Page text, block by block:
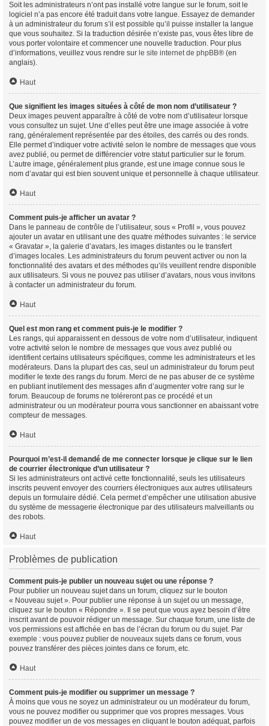
Soit les administrateurs n’ont pas installé votre langue sur le forum, soit le
logiciel n’a pas encore été traduit dans votre langue. Essayez de demander
à un administrateur du forum s’il est possible qu’il puisse installer la langue
que vous souhaitez. Si la traduction désirée n’existe pas, vous êtes libre de
vous porter volontaire et commencer une nouvelle traduction. Pour plus
d’informations, veuillez vous rendre sur le site internet de phpBB® (en
anglais).
Haut
Que signifient les images situées à côté de mon nom d’utilisateur ?
Deux images peuvent apparaître à côté de votre nom d’utilisateur lorsque
vous consultez un sujet. Une d’elles peut être une image associée à votre
rang, généralement représentée par des étoiles, des carrés ou des ronds.
Elle permet d’indiquer votre activité selon le nombre de messages que vous
avez publié, ou permet de différencier votre statut particulier sur le forum.
L’autre image, généralement plus grande, est une image connue sous le
nom d’avatar qui est bien souvent unique et personnelle à chaque utilisateur.
Haut
Comment puis-je afficher un avatar ?
Dans le panneau de contrôle de l’utilisateur, sous « Profil », vous pouvez
ajouter un avatar en utilisant une des quatre méthodes suivantes : le service
« Gravatar », la galerie d’avatars, les images distantes ou le transfert
d’images locales. Les administrateurs du forum peuvent activer ou non la
fonctionnalité des avatars et des méthodes qu’ils veuillent rendre disponible
aux utilisateurs. Si vous ne pouvez pas utiliser d’avatars, nous vous invitons
à contacter un administrateur du forum.
Haut
Quel est mon rang et comment puis-je le modifier ?
Les rangs, qui apparaissent en dessous de votre nom d’utilisateur, indiquent
votre activité selon le nombre de messages que vous avez publié ou
identifient certains utilisateurs spécifiques, comme les administrateurs et les
modérateurs. Dans la plupart des cas, seul un administrateur du forum peut
modifier le texte des rangs du forum. Merci de ne pas abuser de ce système
en publiant inutilement des messages afin d’augmenter votre rang sur le
forum. Beaucoup de forums ne toléreront pas ce procédé et un
administrateur ou un modérateur pourra vous sanctionner en abaissant votre
compteur de messages.
Haut
Pourquoi m’est-il demandé de me connecter lorsque je clique sur le lien
de courrier électronique d’un utilisateur ?
Si les administrateurs ont activé cette fonctionnalité, seuls les utilisateurs
inscrits peuvent envoyer des courriers électroniques aux autres utilisateurs
depuis un formulaire dédié. Cela permet d’empêcher une utilisation abusive
du système de messagerie électronique par des utilisateurs malveillants ou
des robots.
Haut
Problèmes de publication
Comment puis-je publier un nouveau sujet ou une réponse ?
Pour publier un nouveau sujet dans un forum, cliquez sur le bouton
« Nouveau sujet ». Pour publier une réponse à un sujet ou un message,
cliquez sur le bouton « Répondre ». Il se peut que vous ayez besoin d’être
inscrit avant de pouvoir rédiger un message. Sur chaque forum, une liste de
vos permissions est affichée en bas de l’écran du forum ou du sujet. Par
exemple : vous pouvez publier de nouveaux sujets dans ce forum, vous
pouvez transférer des pièces jointes dans ce forum, etc.
Haut
Comment puis-je modifier ou supprimer un message ?
À moins que vous ne soyez un administrateur ou un modérateur du forum,
vous ne pouvez modifier ou supprimer que vos propres messages. Vous
pouvez modifier un de vos messages en cliquant le bouton adéquat, parfois